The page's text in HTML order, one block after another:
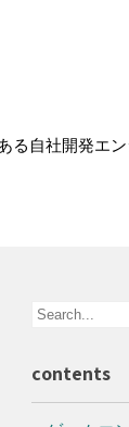
る自社開発エ
contents